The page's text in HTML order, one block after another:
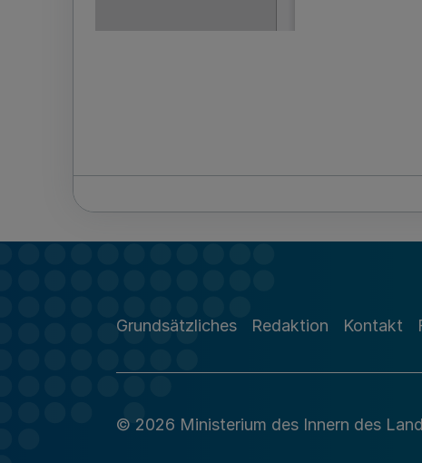
Grundsätzliches Redaktion Kontakt
© 2026 Ministerium des Innern des